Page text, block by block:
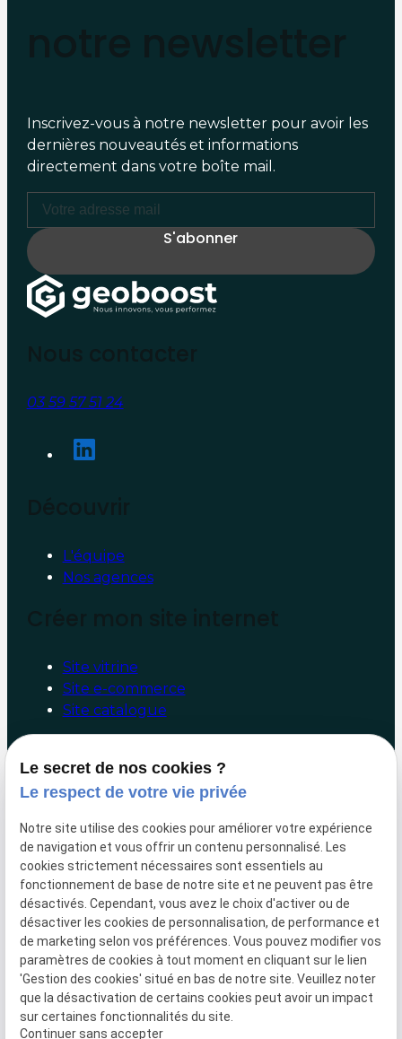
Inscrivez-vous à notre newsletter pour avoir les
dernières nouveautés et informations
directement dans votre boîte mail.
03 59 57 51 24
L'équipe
Nos agences
Site vitrine
Site e-commerce
Site catalogue
Audit/Conseil
Facebook/Google Ads
Référencement naturel
Marketing digital
Liens utiles
Hotline
Paiement en ligne
Mentions légales
Politique de confidentialité
Le secret de nos cookies ?
Le respect de votre vie privée
Notre site utilise des cookies pour améliorer votre expérience
de navigation et vous offrir un contenu personnalisé. Les
cookies strictement nécessaires sont essentiels au
fonctionnement de base de notre site et ne peuvent pas être
désactivés. Cependant, vous avez le choix d'activer ou de
désactiver les cookies de personnalisation, de performance et
de marketing selon vos préférences. Vous pouvez modifier vos
paramètres de cookies à tout moment en cliquant sur le lien
'Gestion des cookies' situé en bas de notre site. Veuillez noter
que la désactivation de certains cookies peut avoir un impact
sur certaines fonctionnalités du site.
Continuer sans accepter